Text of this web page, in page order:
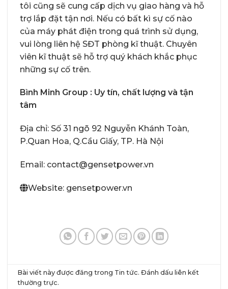
tôi cũng sẽ cung cấp dịch vụ giao hàng và hỗ
trợ lắp đặt tận nơi. Nếu có bất kì sự cố nào
của máy phát điện trong quá trình sử dụng,
vui lòng liên hệ SĐT phòng kĩ thuật. Chuyên
viên kĩ thuật sẽ hỗ trợ quý khách khắc phục
những sự cố trên.
Bình Minh Group : Uy tín, chất lượng và tận
tâm
Địa chỉ: Số 31 ngõ 92 Nguyễn Khánh Toàn,
P.Quan Hoa, Q.Cầu Giấy, TP. Hà Nội
Email: contact@gensetpower.vn
Website: gensetpower.vn
Bài viết này được đăng trong Tin tức. Đánh dấu liên kết
thường trực.